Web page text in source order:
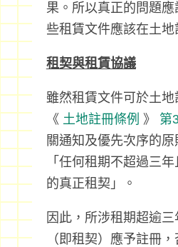
果。所以真正的問題
些租賃文件應該在土地
租契與租賃協議
雖然租賃文件可於土
《 土地註冊條例 》 第
關通知及優先次序的
「任何租期不超過三
的真正租契」。
因此，所涉租期超逾
（即租契）應予註冊